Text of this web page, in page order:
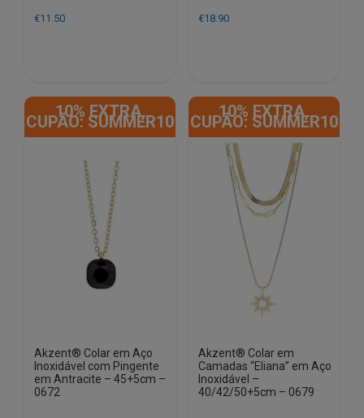
€11.50 €18.90
10% EXTRA,
CUPÃO: SUMMER10
Akzent® Colar em Aço
Inoxidável com Pingente
em Antracite – 45+5cm –
0672
10% EXTRA,
CUPÃO: SUMMER10
Akzent® Colar em
Camadas “Eliana” em Aço
Inoxidável –
40/42/50+5cm – 0679